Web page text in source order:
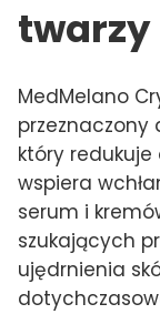
twarzy
MedMelano
przeznaczony
który redukuje
wspiera
serum i
szukających
ujędrnienia